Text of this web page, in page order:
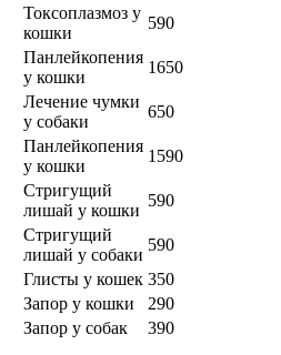
Токсоплазмоз у
кошки
590
Панлейкопения
у кошки
1650
Лечение чумки
у собаки
650
Панлейкопения
у кошки
1590
Стригущий
лишай у кошки
590
Стригущий
лишай у собаки
590
Глисты у кошек 350
Запор у кошки
290
Запор у собак
390